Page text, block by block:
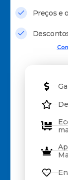
Preços e